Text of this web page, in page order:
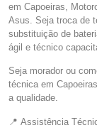
em Capoeiras,
Asus. Seja troca de
substituição de
ágil e técnico
Seja morador ou
técnica em
a qualidade.
📍 Assistência